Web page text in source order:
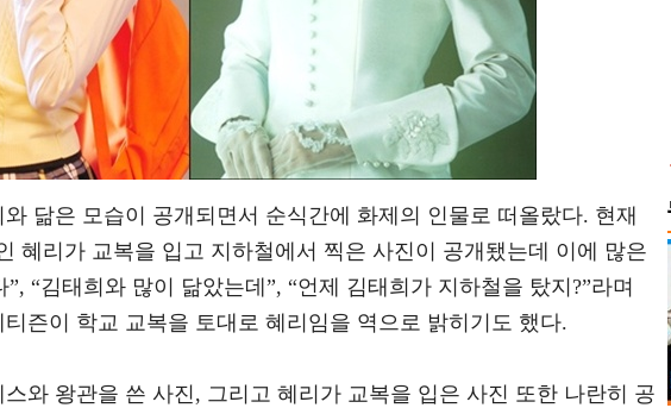
닮은 모습이 공개되면서 순식간에 화제의 인물로 떠올랐다. 현재
혜리가 교복을 입고 지하철에서 찍은 사진이 공개됐는데 이에 많은
“김태희와 많이 닮았는데”, “언제 김태희가 지하철을 탔지?”라며
즌이 학교 교복을 토대로 혜리임을 역으로 밝히기도 했다.
와 왕관을 쓴 사진, 그리고 혜리가 교복을 입은 사진 또한 나란히 공